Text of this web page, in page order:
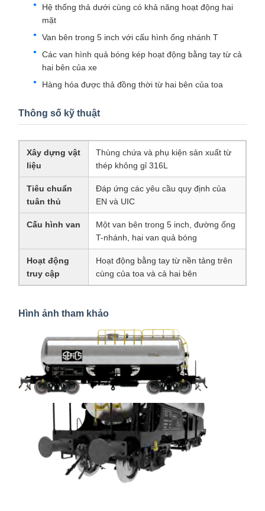
Hệ thống thả dưới cùng có khả năng hoạt động hai
mặt
Van bên trong 5 inch với cấu hình ống nhánh T
Các van hình quả bóng kép hoạt động bằng tay từ cả
hai bên của xe
Hàng hóa được thả đồng thời từ hai bên của toa
Thông số kỹ thuật
Xây dựng vật
liệu
Thùng chứa và phụ kiện sản xuất từ
thép không gỉ 316L
Tiêu chuẩn
tuân thủ
Đáp ứng các yêu cầu quy định của
EN và UIC
Cấu hình van
Một van bên trong 5 inch, đường ống
T-nhánh, hai van quả bóng
Hoạt động
truy cập
Hoạt động bằng tay từ nền tảng trên
cùng của toa và cả hai bên
Hình ảnh tham khảo